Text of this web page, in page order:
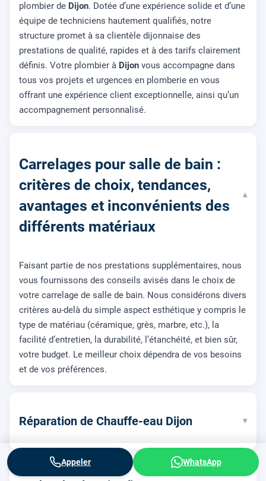
plombier de Dijon. Dotée d’une expérience solide et d’une
équipe de techniciens hautement qualifiés, notre
structure promet à sa clientèle dijonnaise des
prestations de qualité, rapides et à des tarifs clairement
définis. Votre plombier à Dijon vous accompagne dans
tous vos projets et urgences en plomberie en vous
offrant une expérience client exceptionnelle, ainsi qu’un
accompagnement personnalisé.
Carrelages pour salle de bain :
critères de choix, tendances,
avantages et inconvénients des
différents matériaux
▾
Faisant partie de nos prestations supplémentaires, nous
vous fournissons des conseils avisés dans le choix de
votre carrelage de salle de bain. Nous considérons divers
critères au-delà du simple aspect esthétique y compris le
type de matériau (céramique, grès, marbre, etc.), la
facilité d’entretien, la durabilité, l’étanchéité, et bien sûr,
votre budget. Le meilleur choix dépendra de vos besoins
et de vos préférences.
Réparation de Chauffe-eau Dijon ▾
Appeler WhatsApp